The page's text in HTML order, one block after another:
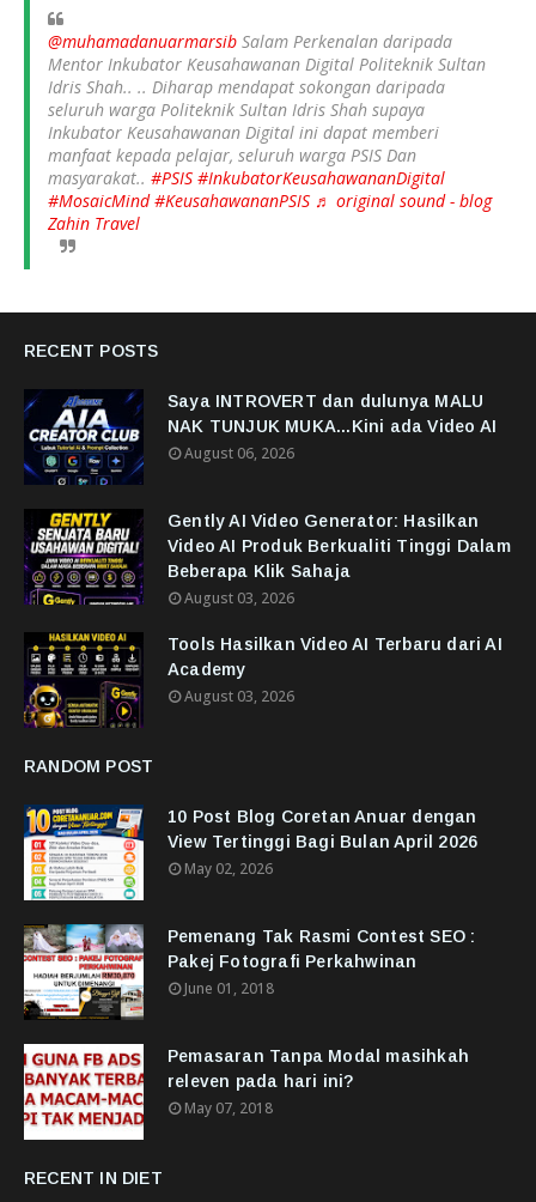
@muhamadanuarmarsib Salam Perkenalan daripada
Mentor Inkubator Keusahawanan Digital Politeknik Sultan
Idris Shah.. .. Diharap mendapat sokongan daripada
seluruh warga Politeknik Sultan Idris Shah supaya
Inkubator Keusahawanan Digital ini dapat memberi
manfaat kepada pelajar, seluruh warga PSIS Dan
masyarakat.. #PSIS #InkubatorKeusahawananDigital
#MosaicMind #KeusahawananPSIS ♬ original sound - blog
Zahin Travel
RECENT POSTS
Saya INTROVERT dan dulunya MALU
NAK TUNJUK MUKA...Kini ada Video AI
August 06, 2026
Gently AI Video Generator: Hasilkan
Video AI Produk Berkualiti Tinggi Dalam
Beberapa Klik Sahaja
August 03, 2026
Tools Hasilkan Video AI Terbaru dari AI
Academy
August 03, 2026
RANDOM POST
10 Post Blog Coretan Anuar dengan
View Tertinggi Bagi Bulan April 2026
May 02, 2026
Pemenang Tak Rasmi Contest SEO :
Pakej Fotografi Perkahwinan
June 01, 2018
Pemasaran Tanpa Modal masihkah
releven pada hari ini?
May 07, 2018
RECENT IN DIET